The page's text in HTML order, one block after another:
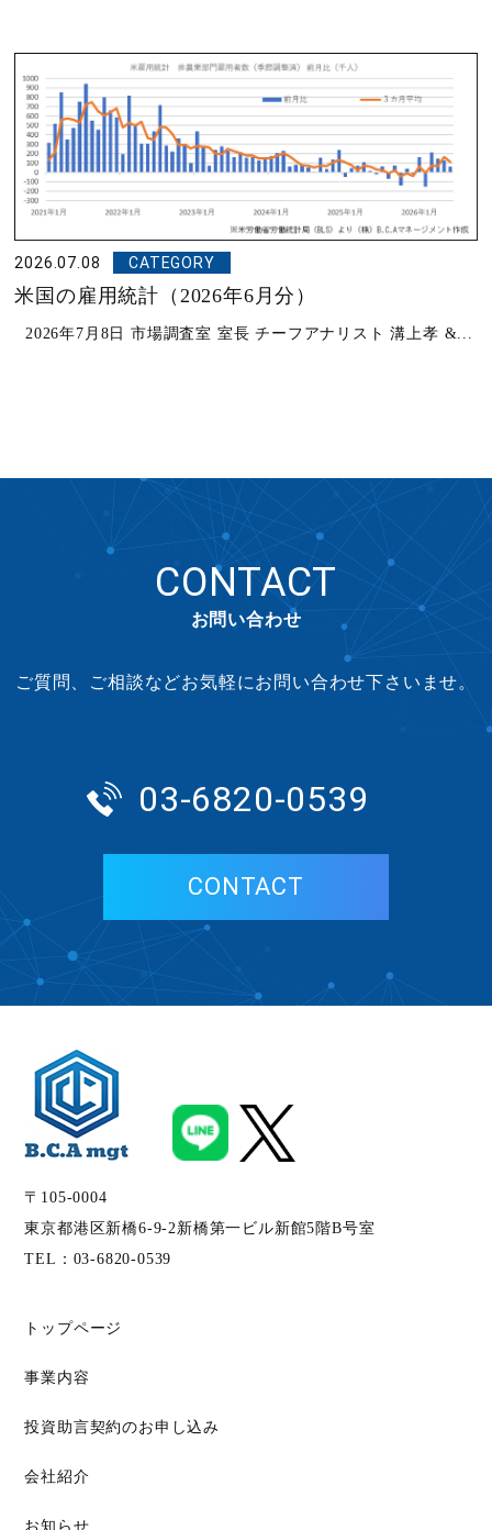
2026.07.08 CATEGORY
米国の雇用統計（2026年6月分）
2026年7月8日 市場調査室 室長 チーフアナリスト 溝上孝 &...
CONTACT
お問い合わせ
ご質問、ご相談などお気軽にお問い合わせ下さいませ。
03-6820-0539
CONTACT
〒105-0004
東京都港区新橋6-9-2新橋第一ビル新館5階B号室
TEL： 03-6820-0539
トップページ
事業内容
投資助言契約のお申し込み
会社紹介
お知らせ